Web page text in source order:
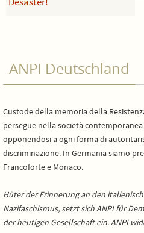
ANPI Deutschland
Custode della memoria della
persegue nella società
opponendosi a ogni forma di
discriminazione. In Germania siamo
Francoforte e Monaco.
Hüter der Erinnerung an den
Nazifaschismus, setzt sich ANPI für
der heutigen Gesellschaft ein. ANPI